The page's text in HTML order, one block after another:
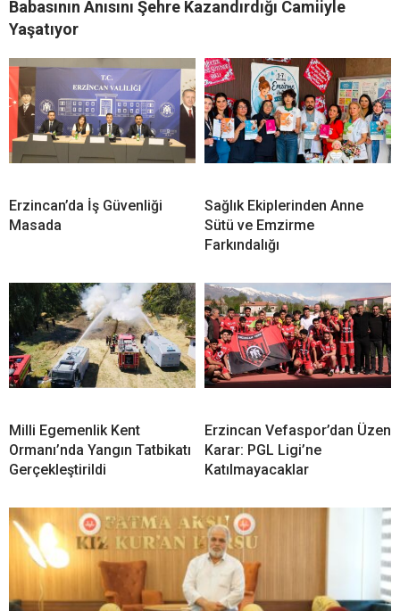
Babasının Anısını Şehre Kazandırdığı Camiiyle
Yaşatıyor
Erzincan’da İş Güvenliği
Masada
Sağlık Ekiplerinden Anne
Sütü ve Emzirme
Farkındalığı
Milli Egemenlik Kent
Ormanı’nda Yangın Tatbikatı
Gerçekleştirildi
Erzincan Vefaspor’dan Üzen
Karar: PGL Ligi’ne
Katılmayacaklar